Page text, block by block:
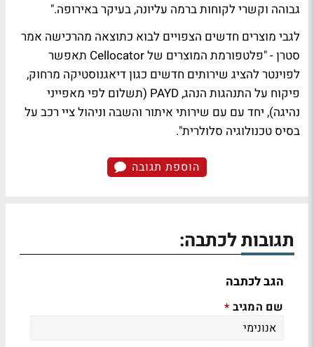
גבוהה וקשרי לקוחות ברמה עליונה, בעיקר באירופה."
לגבי מוצרים חדשים הצפויים לבוא כתוצאה מהרכישה אמר
סטרן - "פלטפורמת המוצרים של Cellocator תאפשר
לפוינטר להציג שירותים חדשים כגון דיאגנוסטיקה מרחוק,
פיקוח על התנהגות הנהג, PAYD (תשלום לפי מאפייני
נהיגה), יחד עם עם שירותי איתור והשבה וניהול ציי רכב על
בסיס טכנולוגיה סלולרית".
הוספת תגובה
תגובות לכתבה:
הגב לכתבה
שם המגיב *